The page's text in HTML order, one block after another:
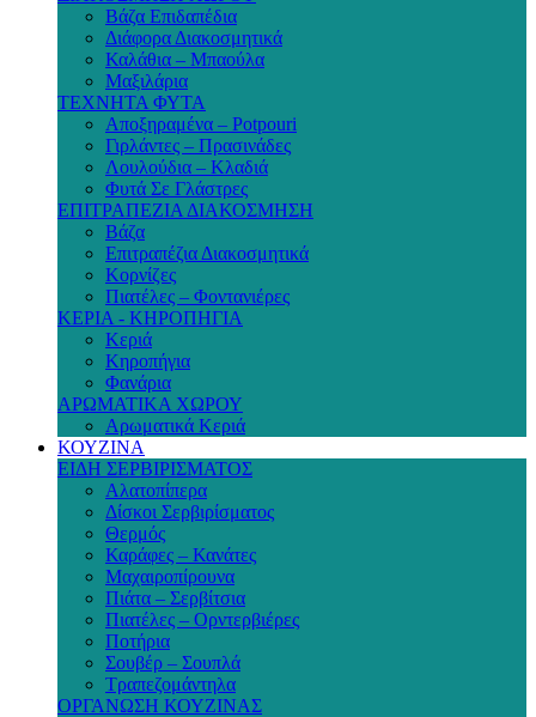
Βάζα Επιδαπέδια
Διάφορα Διακοσμητικά
Καλάθια – Μπαούλα
Μαξιλάρια
ΤΕΧΝΗΤΑ ΦΥΤΑ
Αποξηραμένα – Potpouri
Γιρλάντες – Πρασινάδες
Λουλούδια – Κλαδιά
Φυτά Σε Γλάστρες
ΕΠΙΤΡΑΠΕΖΙΑ ΔΙΑΚΟΣΜΗΣΗ
Βάζα
Επιτραπέζια Διακοσμητικά
Κορνίζες
Πιατέλες – Φοντανιέρες
ΚΕΡΙΑ - ΚΗΡΟΠΗΓΙΑ
Κεριά
Κηροπήγια
Φανάρια
ΑΡΩΜΑΤΙΚΑ ΧΩΡΟΥ
Αρωματικά Κεριά
ΚΟΥΖΙΝΑ
ΕΙΔΗ ΣΕΡΒΙΡΙΣΜΑΤΟΣ
Αλατοπίπερα
Δίσκοι Σερβιρίσματος
Θερμός
Καράφες – Κανάτες
Μαχαιροπίρουνα
Πιάτα – Σερβίτσια
Πιατέλες – Ορντερβιέρες
Ποτήρια
Σουβέρ – Σουπλά
Τραπεζομάντηλα
ΟΡΓΑΝΩΣΗ ΚΟΥΖΙΝΑΣ